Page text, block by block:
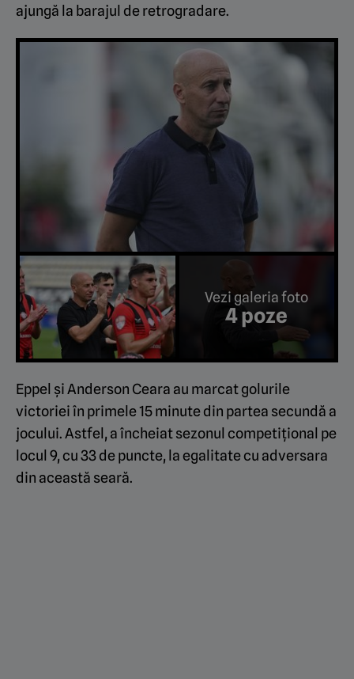
ajungă la barajul de retrogradare.
Vezi galeria foto
4 poze
Eppel și Anderson Ceara au marcat golurile
victoriei în primele 15 minute din partea secundă a
jocului. Astfel, a încheiat sezonul competițional pe
locul 9, cu 33 de puncte, la egalitate cu adversara
din această seară.